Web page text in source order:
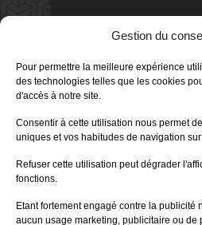
Gestion du
Pour permettre la meilleure expérience
des technologies telles que les cookies
d'accès à notre site.
Consentir à cette utilisation nous permet
uniques et vos habitudes de navigation
Refuser cette utilisation peut dégrader
fonctions.
Etant fortement engagé contre la publicité
aucun usage marketing, publicitaire ou de
DERNIERS AVIS DES
Avis de
Sur le jeu Collect!
il y a
Avis de
Sur le jeu
Publié leil y a 1
Sur le jeu
Bella